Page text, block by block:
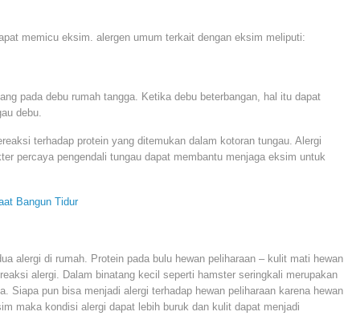
memicu eksim. alergen umum terkait dengan eksim meliputi:
pada debu rumah tangga. Ketika debu beterbangan, hal itu dapat
debu.
terhadap protein yang ditemukan dalam kotoran tungau. Alergi
percaya pengendali tungau dapat membantu menjaga eksim untuk
Bangun Tidur
alergi di rumah. Protein pada bulu hewan peliharaan – kulit mati hewan
alergi. Dalam binatang kecil seperti hamster seringkali merupakan
Siapa pun bisa menjadi alergi terhadap hewan peliharaan karena hewan
maka kondisi alergi dapat lebih buruk dan kulit dapat menjadi